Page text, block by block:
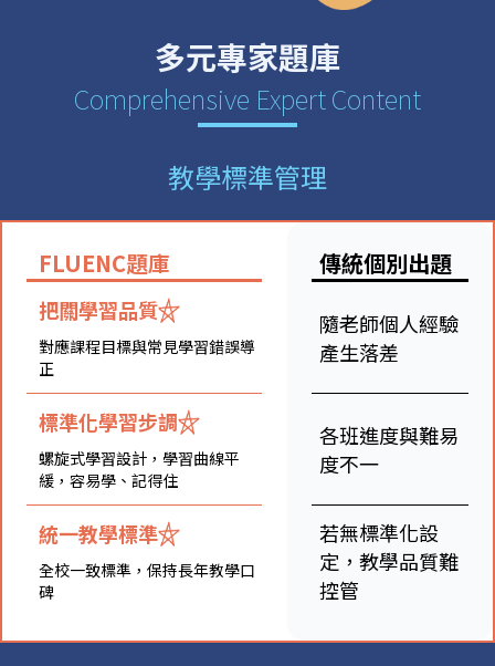
多元專家題庫
Comprehensive Expert Content
教學標準管理
FLUENC題庫
把關學習品質
對應課程目標與常見學習錯誤導
正
標準化學習步調
螺旋式學習設計，學習曲線平
緩，容易學、記得住
統一教學標準
全校一致標準，保持長年教學口
碑
傳統個別出題
隨老師個人經驗
產生落差
各班進度與難易
度不一
若無標準化設
定，教學品質難
控管